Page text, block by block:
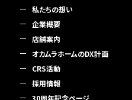
私たちの想い
企業概要
店舗案内
オカムラホームのDX計画
CRS活動
採用情報
30周年記念ページ